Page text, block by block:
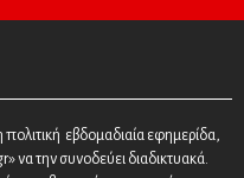
εβδομαδιαία εφημερίδα,
την συνοδεύει διαδικτυακά.